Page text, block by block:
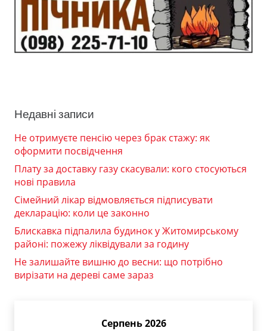
Недавні записи
Не отримуєте пенсію через брак стажу: як
оформити посвідчення
Плату за доставку газу скасували: кого стосуються
нові правила
Сімейний лікар відмовляється підписувати
декларацію: коли це законно
Блискавка підпалила будинок у Житомирському
районі: пожежу ліквідували за годину
Не залишайте вишню до весни: що потрібно
вирізати на дереві саме зараз
Серпень 2026